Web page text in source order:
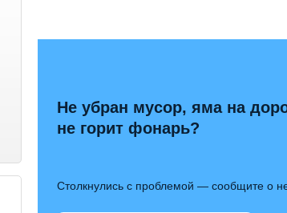
Не убран мусор, яма на
не горит фонарь?
Столкнулись с проблемой — сообщите о